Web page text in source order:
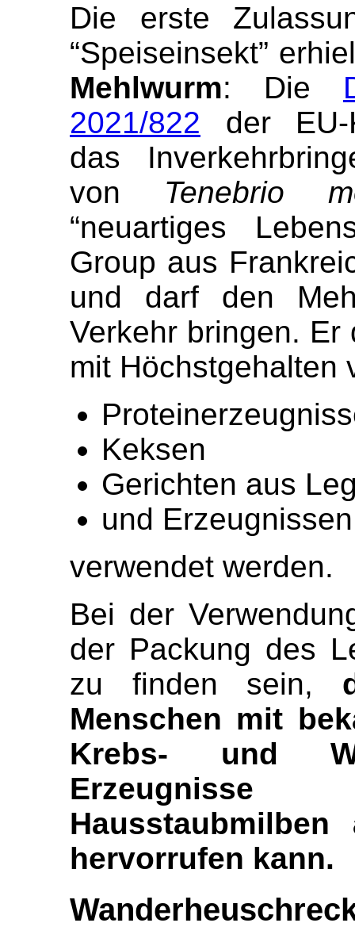
Die erste
“Speiseinsekt”
Mehlwurm: Die
2021/822 der EU-
das
von Tenebrio
“neuartiges
Group aus
und darf den
Verkehr bringen.
mit Höchstgehalten
Keksen
Gerichten aus
und
verwendet werden.
Bei der
der Packung des
zu finden sein,
Menschen mit
Krebs- und
hervorrufen kann.